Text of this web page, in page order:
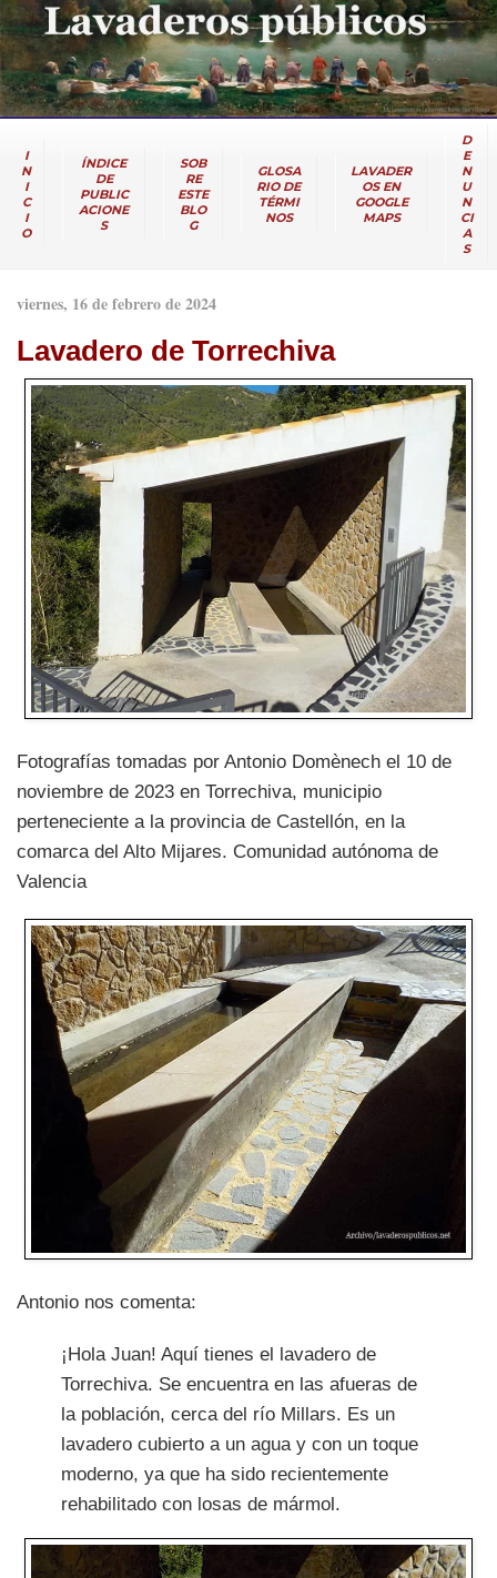
I
N
I
C
I
O
ÍNDICE
DE
PUBLIC
ACIONE
S
SOB
RE
ESTE
BLO
G
GLOSA
RIO DE
TÉRMI
NOS
LAVADER
OS EN
GOOGLE
MAPS
D
E
N
U
N
CI
A
S
viernes, 16 de febrero de 2024
Lavadero de Torrechiva
Fotografías tomadas por Antonio Domènech el 10 de
noviembre de 2023 en Torrechiva, municipio
perteneciente a la provincia de Castellón, en la
comarca del Alto Mijares. Comunidad autónoma de
Valencia
Antonio nos comenta:
¡Hola Juan! Aquí tienes el lavadero de
Torrechiva. Se encuentra en las afueras de
la población, cerca del río Millars. Es un
lavadero cubierto a un agua y con un toque
moderno, ya que ha sido recientemente
rehabilitado con losas de mármol.